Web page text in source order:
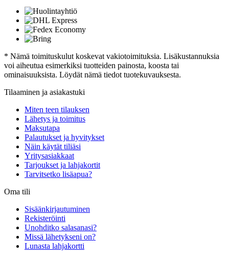
* Nämä toimituskulut koskevat vakiotoimituksia. Lisäkustannuksia
voi aiheutua esimerkiksi tuotteiden painosta, koosta tai
ominaisuuksista. Löydät nämä tiedot tuotekuvauksesta.
Tilaaminen ja asiakastuki
Miten teen tilauksen
Lähetys ja toimitus
Maksutapa
Palautukset ja hyvitykset
Näin käytät tiliäsi
Yritysasiakkaat
Tarjoukset ja lahjakortit
Tarvitsetko lisäapua?
Oma tili
Sisäänkirjautuminen
Rekisteröinti
Unohditko salasanasi?
Missä lähetykseni on?
Lunasta lahjakortti